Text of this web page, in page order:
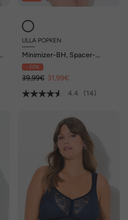
ULLA POPKEN
Minimizer-BH, Spacer-
Schalen, ohne Bügel, Cup C-
E- 20%
39,99€ 31,99€
4.4
(14)